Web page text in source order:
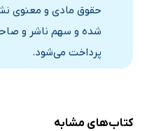
حقوق مادی و معنوی
شده و سهم ناشر و
پرداخت می‌شود.
کتاب‌های مشابه